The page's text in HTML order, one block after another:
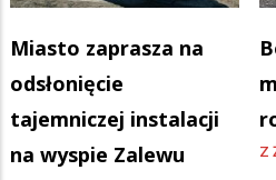
Miasto zaprasza na
odsłonięcie
tajemniczej instalacji
na wyspie Zalewu
Z